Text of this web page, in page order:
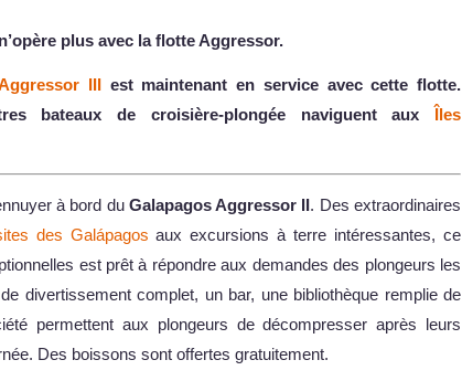
plus avec la flotte Aggressor.
IIIest maintenant en service avec cette flotte.
bateaux de croisière-plongée naviguent aux Îles
à bord du Galapagos Aggressor II. Des extraordinaires
des Galápagos aux excursions à terre intéressantes, ce
est prêt à répondre aux demandes des plongeurs les
divertissement complet, un bar, une bibliothèque remplie de
permettent aux plongeurs de décompresser après leurs
Des boissons sont offertes gratuitement.